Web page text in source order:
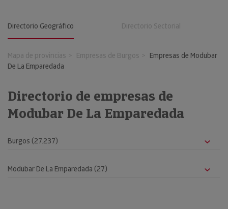
Directorio Geográfico Directorio Sectorial
Mapa de provincias Empresas de Burgos
Empresas de Modubar
De La Emparedada
Directorio de empresas de
Modubar De La Emparedada